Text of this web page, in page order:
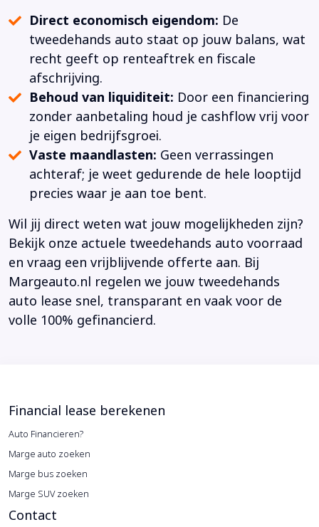
Direct economisch eigendom: De
tweedehands auto staat op jouw balans, wat
recht geeft op renteaftrek en fiscale
afschrijving.
Behoud van liquiditeit: Door een financiering
zonder aanbetaling houd je cashflow vrij voor
je eigen bedrijfsgroei.
Vaste maandlasten: Geen verrassingen
achteraf; je weet gedurende de hele looptijd
precies waar je aan toe bent.
Wil jij direct weten wat jouw mogelijkheden zijn?
Bekijk onze actuele tweedehands auto voorraad
en vraag een vrijblijvende offerte aan. Bij
Margeauto.nl regelen we jouw tweedehands
auto lease snel, transparant en vaak voor de
volle 100% gefinancierd.
Financial lease berekenen
Auto Financieren?
Marge auto zoeken
Marge bus zoeken
Marge SUV zoeken
Contact